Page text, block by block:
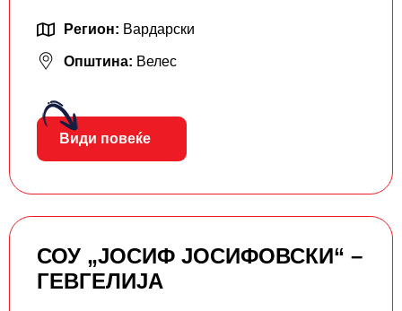
Регион: Вардарски
Општина: Велес
Види повеќе
СОУ „ЈОСИФ ЈОСИФОВСКИ“ –
ГЕВГЕЛИЈА